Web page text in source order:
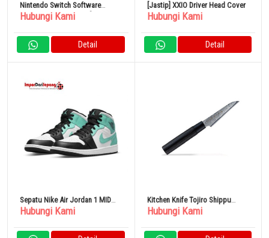
Nintendo Switch Software
Hanasaki Workspring! [Edisi
Hubungi Kami
Detail
[Jastip] XXIO Driver Head Cover
Hubungi Kami
Detail
Sepatu Nike Air Jordan 1 MID
Tropical Twist
Hubungi Kami
Kitchen Knife Tojiro Shippu
Black DP Damascus FD 1591
Hubungi Kami